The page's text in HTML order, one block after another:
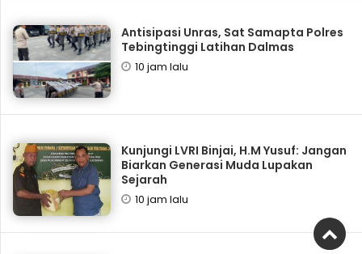
Antisipasi Unras, Sat Samapta Polres
Tebingtinggi Latihan Dalmas
10 jam lalu
Kunjungi LVRI Binjai, H.M Yusuf: Jangan
Biarkan Generasi Muda Lupakan
Sejarah
10 jam lalu